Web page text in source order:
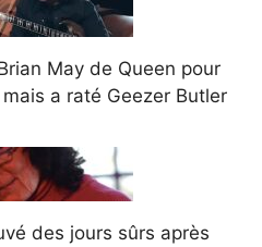
May de Queen pour
a raté Geezer Butler
des jours sûrs après